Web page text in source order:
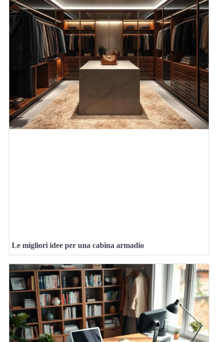
Le migliori idee per una cabina armadio